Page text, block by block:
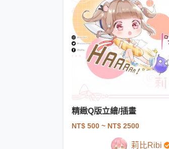
精緻Q版立繪/插畫
NT$ 500 ~ NT$ 2500
莉比Ribi